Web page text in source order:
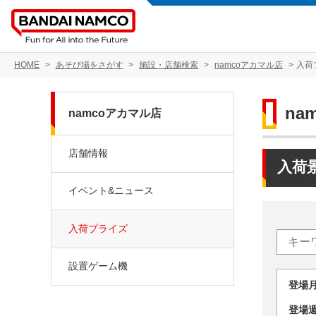
HOME あそび場をさがす 施設・店舗検索 namcoアカマル店 入荷
入荷
登
登
namcoアカマル店
店舗情報
イベント&ニュース
入荷プライズ
設置ゲーム機